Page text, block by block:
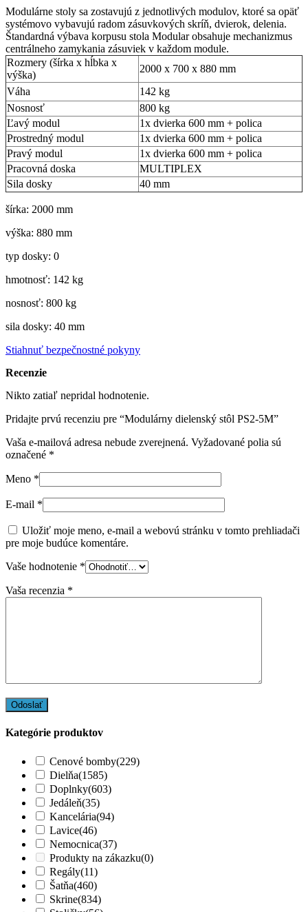
Modulárne stoly sa zostavujú z jednotlivých modulov, ktoré sa opäť
systémovo vybavujú radom zásuvkových skríň, dvierok, delenia.
Štandardná výbava korpusu stola Modular obsahuje mechanizmus
centrálneho zamykania zásuviek v každom module.
Rozmery (šírka x hĺbka x
výška)
2000 x 700 x 880 mm
Váha
142 kg
Nosnosť
800 kg
Ľavý modul
1x dvierka 600 mm + polica
Prostredný modul
1x dvierka 600 mm + polica
Pravý modul
1x dvierka 600 mm + polica
Pracovná doska
MULTIPLEX
Sila dosky
40 mm
šírka: 2000 mm
výška: 880 mm
typ dosky: 0
hmotnosť: 142 kg
nosnosť: 800 kg
sila dosky: 40 mm
Stiahnuť bezpečnostné pokyny
Recenzie
Nikto zatiaľ nepridal hodnotenie.
Pridajte prvú recenziu pre “Modulárny dielenský stôl PS2-5M”
Vaša e-mailová adresa nebude zverejnená. Vyžadované polia sú
označené *
Meno *
E-mail *
Uložiť moje meno, e-mail a webovú stránku v tomto prehliadači
pre moje budúce komentáre.
Vaše hodnotenie *
Vaša recenzia *
Kategórie produktov
Cenové bomby(229)
Dielňa(1585)
Doplnky(603)
Jedáleň(35)
Kancelária(94)
Lavice(46)
Nemocnica(37)
Produkty na zákazku(0)
Regály(11)
Šatňa(460)
Skrine(834)